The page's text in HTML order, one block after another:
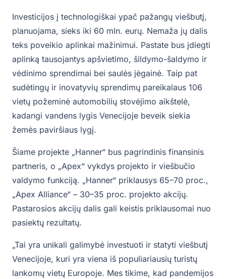
Investicijos į technologiškai ypač pažangų viešbutį,
planuojama, sieks iki 60 mln. eurų. Nemaža jų dalis
teks poveikio aplinkai mažinimui. Pastate bus įdiegti
aplinką tausojantys apšvietimo, šildymo-šaldymo ir
vėdinimo sprendimai bei saulės jėgainė. Taip pat
sudėtingų ir inovatyvių sprendimų pareikalaus 106
vietų požeminė automobilių stovėjimo aikštelė,
kadangi vandens lygis Venecijoje beveik siekia
žemės paviršiaus lygį.
Šiame projekte „Hanner“ bus pagrindinis finansinis
partneris, o „Apex“ vykdys projekto ir viešbučio
valdymo funkciją. „Hanner“ priklausys 65–70 proc.,
„Apex Alliance“ – 30–35 proc. projekto akcijų.
Pastarosios akcijų dalis gali keistis priklausomai nuo
pasiektų rezultatų.
„Tai yra unikali galimybė investuoti ir statyti viešbutį
Venecijoje, kuri yra viena iš populiariausių turistų
lankomų vietų Europoje. Mes tikime, kad pandemijos